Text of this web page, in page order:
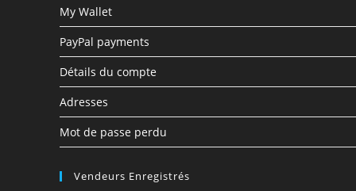
My Wallet
PayPal payments
Détails du compte
Adresses
Mot de passe perdu
Vendeurs Enregistrés